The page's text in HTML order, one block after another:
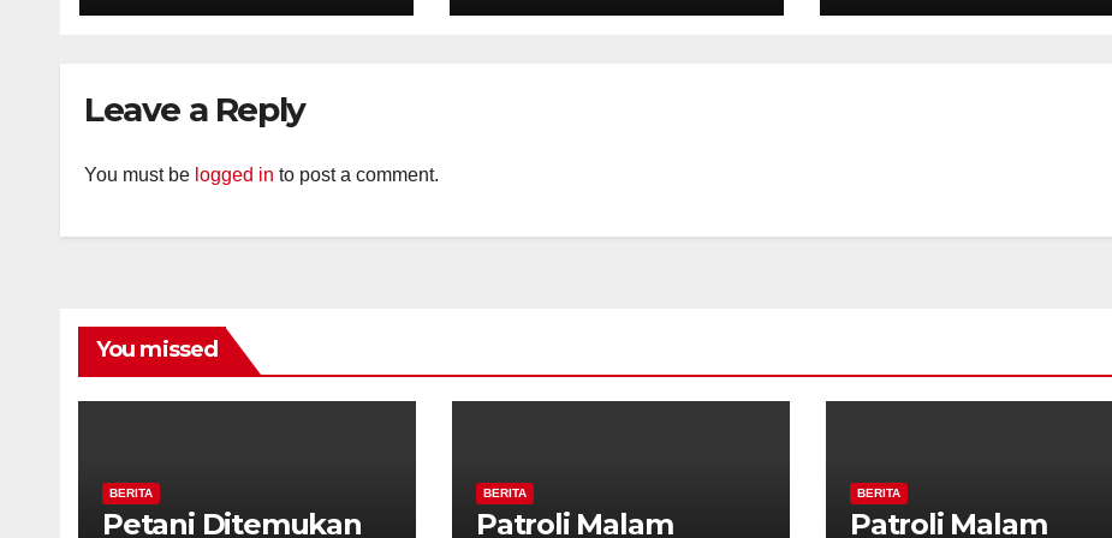
Pastikan Tidak Ada
Perkuat
Perkuat
Leave a Reply
You must be logged in to post a comment.
You missed
BERITA
Petani Ditemukan
BERITA
Patroli Malam
BERITA
Patroli Malam